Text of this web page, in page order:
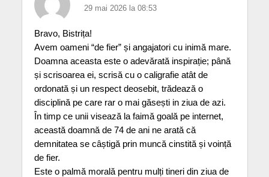
29 mai 2026 la 08:53
Bravo, Bistrița!
Avem oameni “de fier” și angajatori cu inimă mare.
Doamna aceasta este o adevărată inspirație; până
și scrisoarea ei, scrisă cu o caligrafie atât de
ordonată și un respect deosebit, trădează o
disciplină pe care rar o mai găsești in ziua de azi.
În timp ce unii visează la faimă goală pe internet,
această doamnă de 74 de ani ne arată că
demnitatea se câștigă prin muncă cinstită și voință
de fier.
Este o palmă morală pentru mulți tineri din ziua de